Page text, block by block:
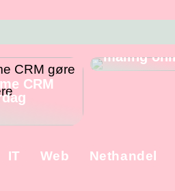
CRM
ulemper
maling
IT Web Nethandel